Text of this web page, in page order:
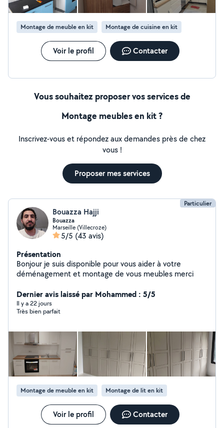
Montage de meuble en kit Montage de cuisine en kit
Voir le profil Contacter
Vous souhaitez proposer vos services de
Montage meubles en kit ?
Inscrivez-vous et répondez aux demandes près de chez
vous !
Proposer mes services
Particulier
Bouazza Hajji
Bouazza
Marseille (Villecroze)
5/5 (43 avis)
Présentation
Bonjour je suis disponible pour vous aider à votre
déménagement et montage de vous meubles merci
Dernier avis laissé par Mohammed : 5/5
Il y a 22 jours
Très bien parfait
Montage de meuble en kit Montage de lit en kit
Voir le profil Contacter